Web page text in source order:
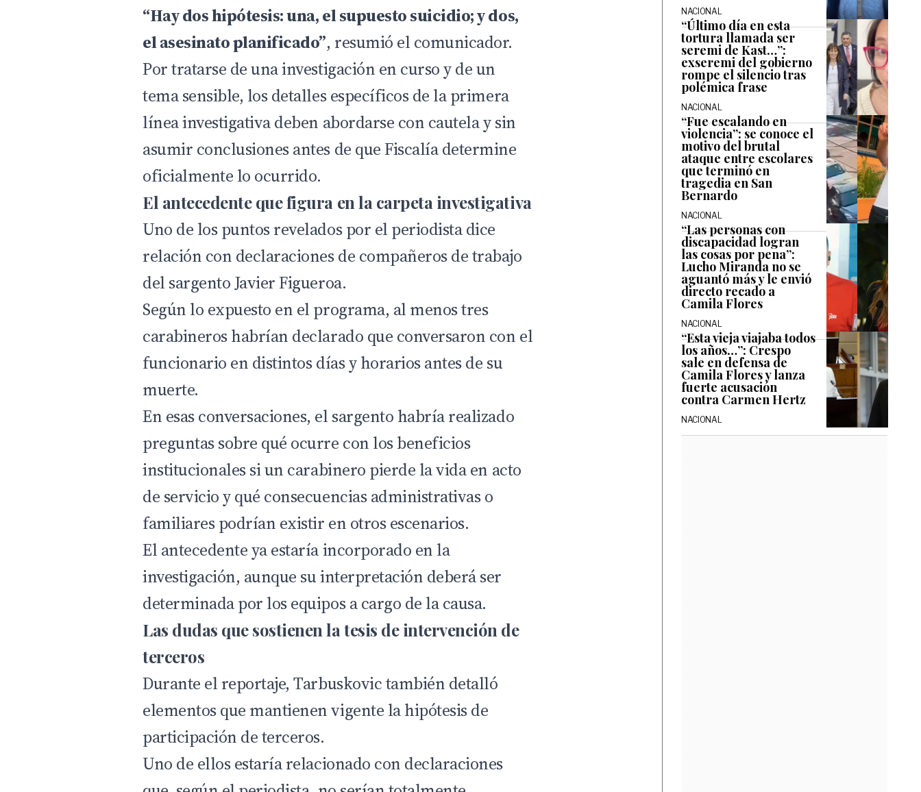
“Hay dos hipótesis: una, el supuesto suicidio; y dos,
el asesinato planificado”, resumió el comunicador.
Por tratarse de una investigación en curso y de un
tema sensible, los detalles específicos de la primera
línea investigativa deben abordarse con cautela y sin
asumir conclusiones antes de que Fiscalía determine
oficialmente lo ocurrido.
El antecedente que figura en la carpeta investigativa
Uno de los puntos revelados por el periodista dice
relación con declaraciones de compañeros de trabajo
del sargento Javier Figueroa.
Según lo expuesto en el programa, al menos tres
carabineros habrían declarado que conversaron con el
funcionario en distintos días y horarios antes de su
muerte.
En esas conversaciones, el sargento habría realizado
preguntas sobre qué ocurre con los beneficios
institucionales si un carabinero pierde la vida en acto
de servicio y qué consecuencias administrativas o
familiares podrían existir en otros escenarios.
El antecedente ya estaría incorporado en la
investigación, aunque su interpretación deberá ser
determinada por los equipos a cargo de la causa.
Las dudas que sostienen la tesis de intervención de
terceros
Durante el reportaje, Tarbuskovic también detalló
elementos que mantienen vigente la hipótesis de
participación de terceros.
Uno de ellos estaría relacionado con declaraciones
NACIONAL
“Último día en esta
tortura llamada ser
seremi de Kast…”:
exseremi del gobierno
rompe el silencio tras
polémica frase
NACIONAL
“Fue escalando en
violencia”: se conoce el
motivo del brutal
ataque entre escolares
que terminó en
tragedia en San
Bernardo
NACIONAL
“Las personas con
discapacidad logran
las cosas por pena”:
Lucho Miranda no se
aguantó más y le envió
directo recado a
Camila Flores
NACIONAL
“Esta vieja viajaba todos
los años…”: Crespo
sale en defensa de
Camila Flores y lanza
fuerte acusación
contra Carmen Hertz
NACIONAL